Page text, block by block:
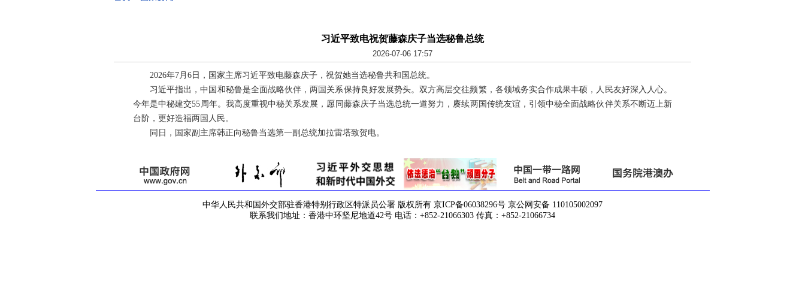
习近平致电祝贺藤森庆子当选秘鲁总统
2026-07-06 17:57
2026年7月6日，国家主席习近平致电藤森庆子，祝贺她当选秘鲁共和国总统。
习近平指出，中国和秘鲁是全面战略伙伴，两国关系保持良好发展势头。双方高层交往频繁，各领域务实合作成果丰硕，人民友好深入人心。
今年是中秘建交55周年。我高度重视中秘关系发展，愿同藤森庆子当选总统一道努力，赓续两国传统友谊，引领中秘全面战略伙伴关系不断迈上新
台阶，更好造福两国人民。
同日，国家副主席韩正向秘鲁当选第一副总统加拉雷塔致贺电。
中华人民共和国外交部驻香港特别行政区特派员公署 版权所有 京ICP备06038296号 京公网安备 110105002097
联系我们地址：香港中环坚尼地道42号 电话：+852-21066303 传真：+852-21066734